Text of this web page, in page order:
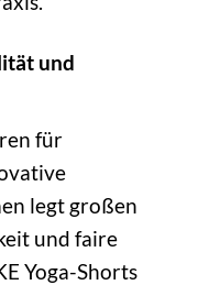
und
für
legt großen
und faire
Yoga-Shorts